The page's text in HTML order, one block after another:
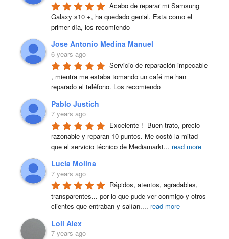
Acabo de reparar mi Samsung
Galaxy s10 +, ha quedado genial. Esta como el
primer día, los recomiendo
Jose Antonio Medina Manuel
6 years ago
Servicio de reparación impecable
, mientra me estaba tomando un café me han
reparado el teléfono. Los recomiendo
Pablo Justich
7 years ago
Excelente !  Buen trato, precio
razonable y reparan 10 puntos. Me costó la mitad
que el servicio técnico de Mediamarkt... read more
Lucia Molina
7 years ago
Rápidos, atentos, agradables,
transparentes... por lo que pude ver conmigo y otros
clientes que entraban y salían.... read more
Loli Alex
7 years ago